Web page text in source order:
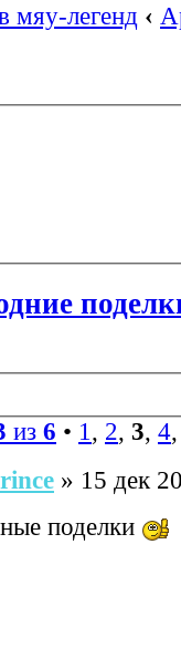
мяу-легенд ‹
из 6 • 1 , 2, 3, 4
» 15 дек
поделки